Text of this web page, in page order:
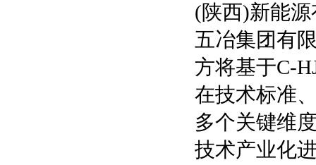
(陕西)新能
五冶集团有
方将基于C-
在技术标准
多个关键维
技术产业化